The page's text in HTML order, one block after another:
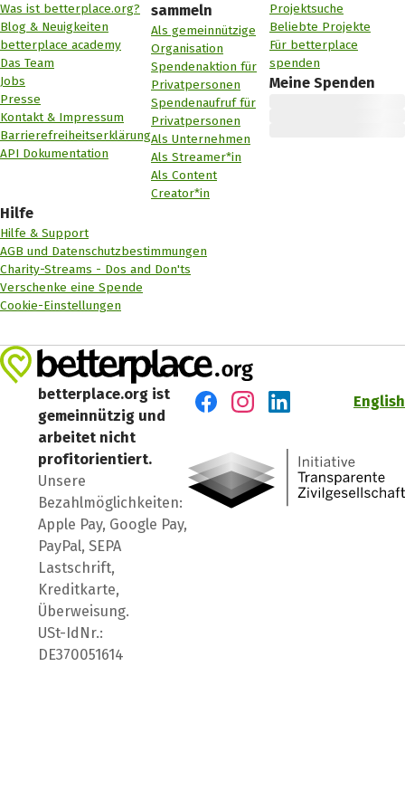
Was ist betterplace.org?
Blog & Neuigkeiten
betterplace academy
Das Team
Jobs
Presse
Kontakt & Impressum
Barrierefreiheitserklärung
API Dokumentation
sammeln
Als gemeinnützige
Organisation
Spendenaktion für
Privatpersonen
Spendenaufruf für
Privatpersonen
Als Unternehmen
Als Streamer*in
Als Content
Creator*in
Projektsuche
Beliebte Projekte
Für betterplace
spenden
Meine Spenden
Hilfe
Hilfe & Support
AGB und Datenschutzbestimmungen
Charity-Streams - Dos and Don'ts
Verschenke eine Spende
Cookie-Einstellungen
betterplace.org ist
gemeinnützig und
arbeitet nicht
profitorientiert.
Unsere
Bezahlmöglichkeiten:
Apple Pay, Google Pay,
PayPal, SEPA
Lastschrift,
Kreditkarte,
Überweisung.
USt-IdNr.:
DE370051614
English